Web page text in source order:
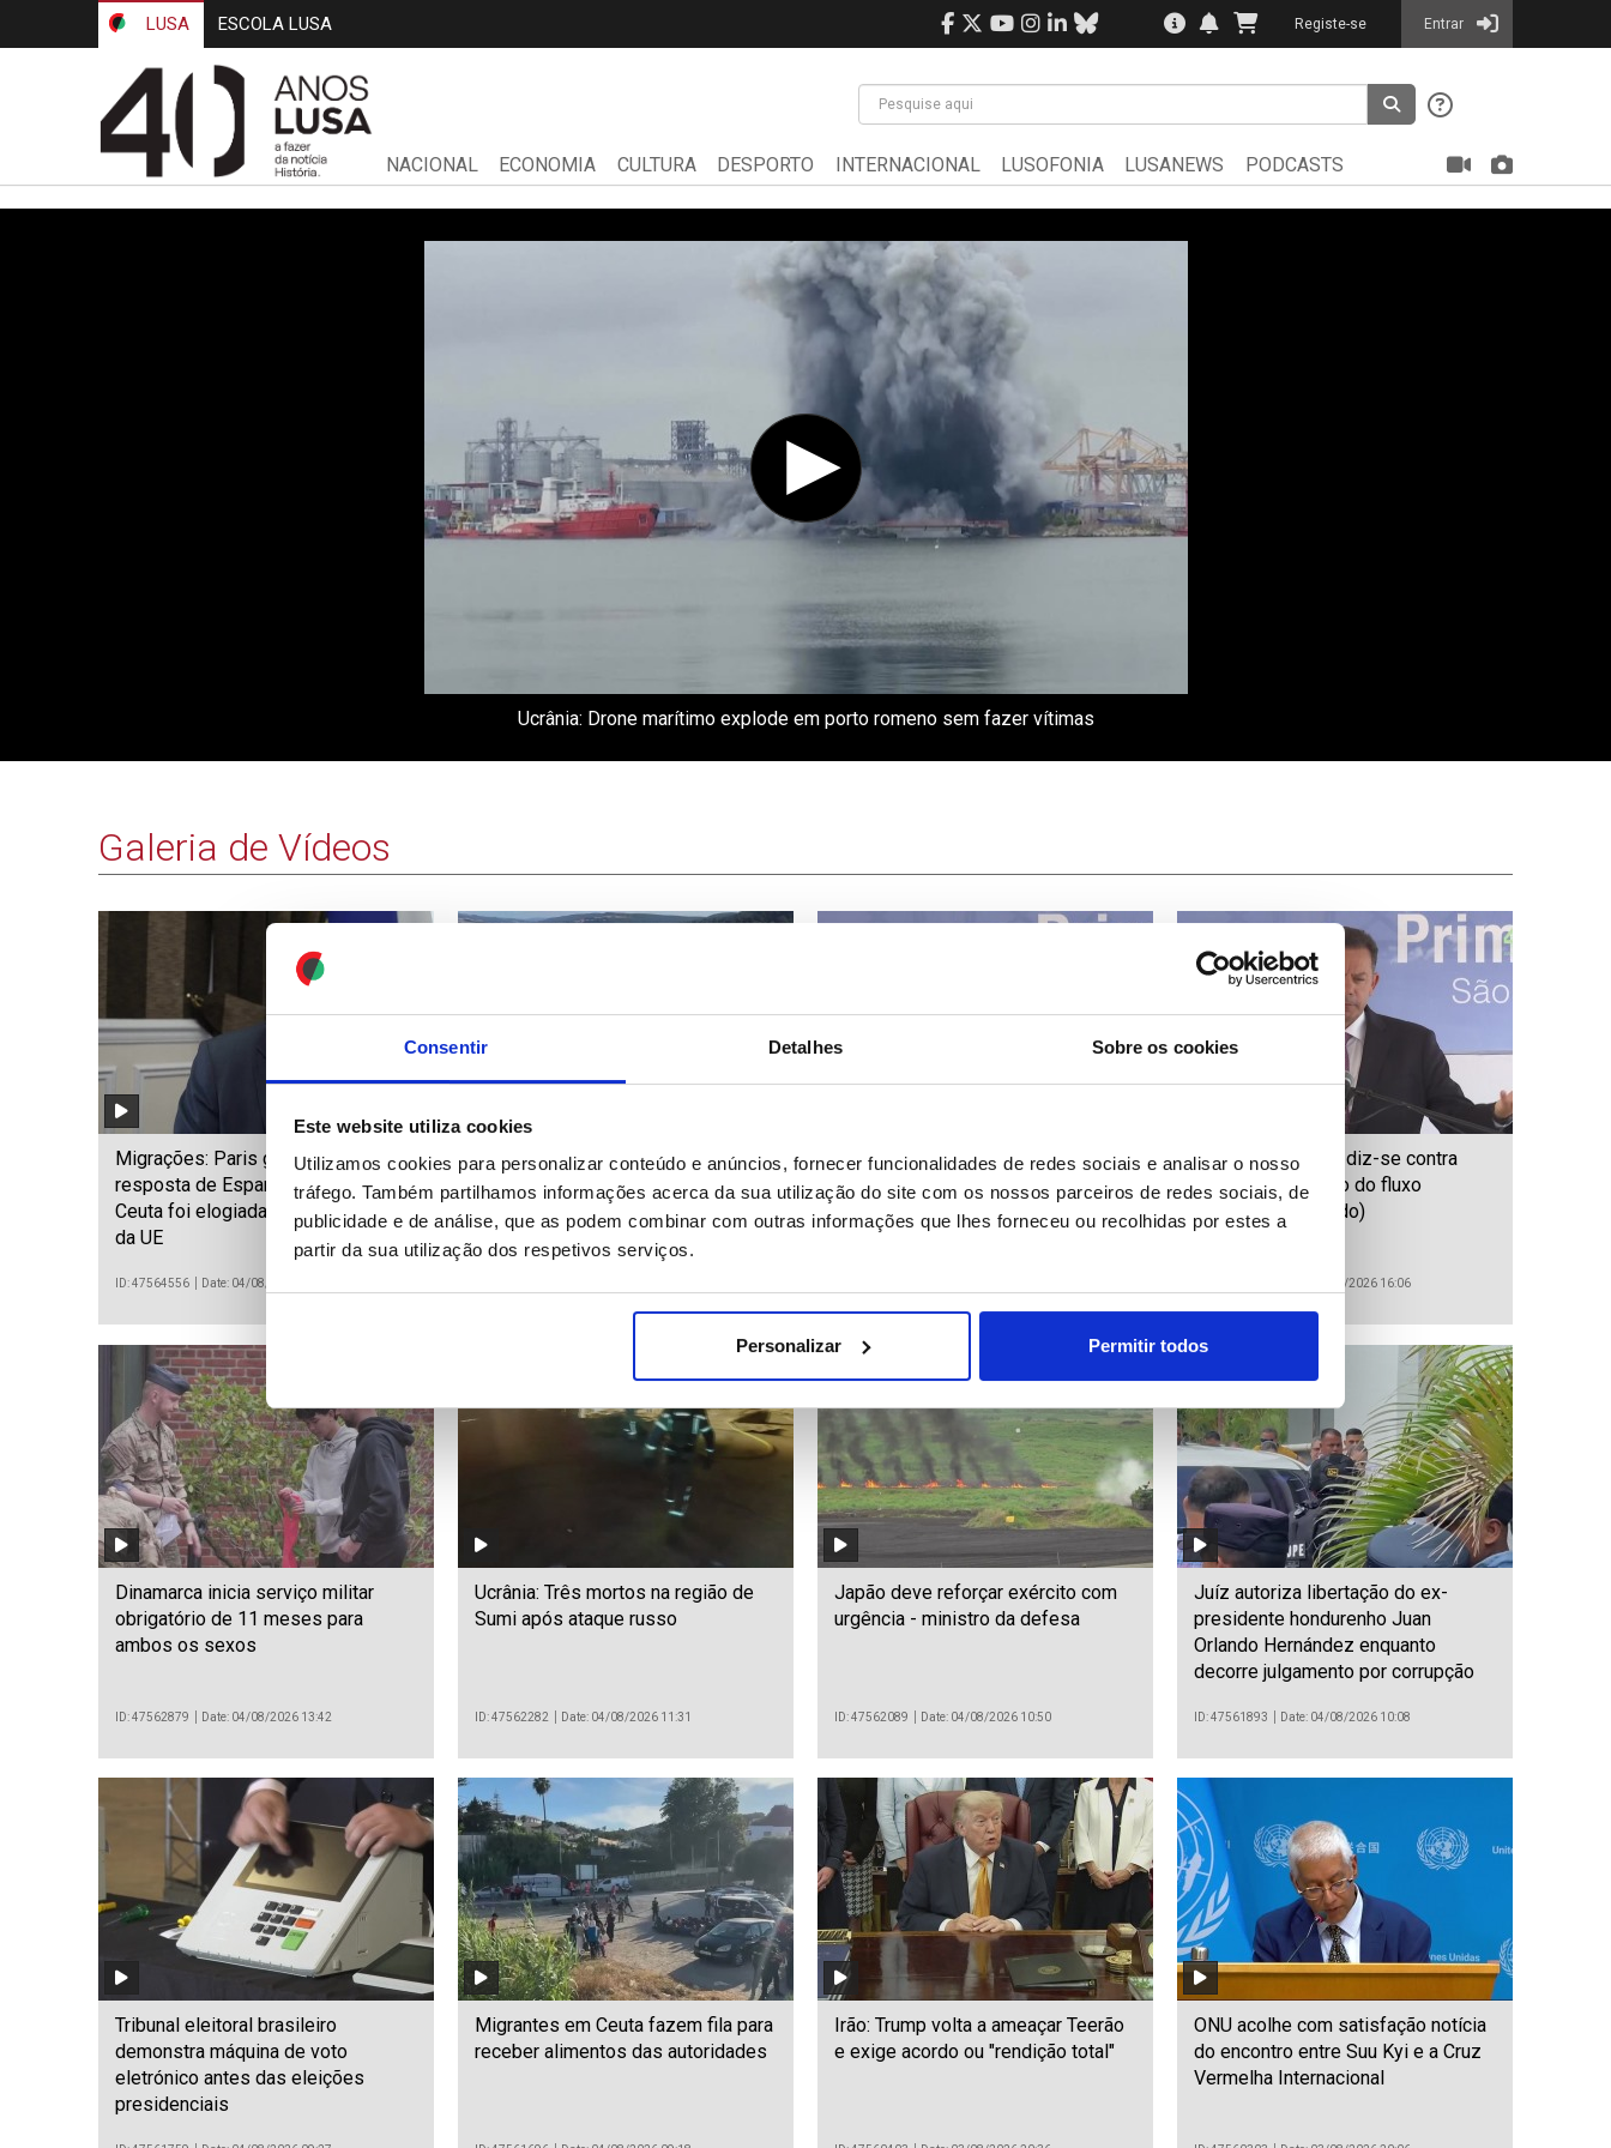
Consentir Detalhes Sobre os cookies
Este website utiliza cookies
Utilizamos cookies para personalizar conteúdo e anúncios, fornecer funcionalidades de redes sociais e analisar o nosso
tráfego. Também partilhamos informações acerca da sua utilização do site com os nossos parceiros de redes sociais, de
publicidade e de análise, que as podem combinar com outras informações que lhes forneceu ou recolhidas por estes a
partir da sua utilização dos respetivos serviços.
Personalizar Permitir todos
LUSA ESCOLA LUSA Registe-se Entrar
NACIONAL ECONOMIA CULTURA DESPORTO INTERNACIONAL LUSOFONIA LUSANEWS PODCASTS
Ucrânia: Drone marítimo explode em porto romeno sem fazer vítimas
Galeria de Vídeos
Migrações: Paris garante que
resposta de Espanha à crise em
Ceuta foi elogiada pelos parceiros
da UE
ID: 47564556 Date: 04/08/2026 18:57
Onda de calor em Inglaterra faz
jardim perdido do século XVII
Montenegro quer garantir médicos
nos centros de saúde seja com
gestão pública ou privada (editado)
Primeiro-ministro diz-se contra
“falta de regulação do fluxo
migratório” (editado)
Date: 04/08/2026 16:06
Dinamarca inicia serviço militar
obrigatório de 11 meses para
ambos os sexos
ID: 47562879 Date: 04/08/2026 13:42
Ucrânia: Três mortos na região de
Sumi após ataque russo
ID: 47562282 Date: 04/08/2026 11:31
Japão deve reforçar exército com
urgência - ministro da defesa
ID: 47562089 Date: 04/08/2026 10:50
Juíz autoriza libertação do ex-
presidente hondurenho Juan
Orlando Hernández enquanto
decorre julgamento por corrupção
ID: 47561893 Date: 04/08/2026 10:08
Tribunal eleitoral brasileiro
demonstra máquina de voto
eletrónico antes das eleições
presidenciais
Migrantes em Ceuta fazem fila para
receber alimentos das autoridades
Irão: Trump volta a ameaçar Teerão
e exige acordo ou "rendição total"
ONU acolhe com satisfação notícia
do encontro entre Suu Kyi e a Cruz
Vermelha Internacional